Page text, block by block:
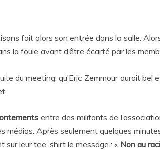
fait alors son entrée dans la salle. Alors
la foule avant d’être écarté par les
du meeting, qu’Eric Zemmour aurait bel
entre des militants de
médias. Après seulement quelques
sur leur tee-shirt le message : « Non au